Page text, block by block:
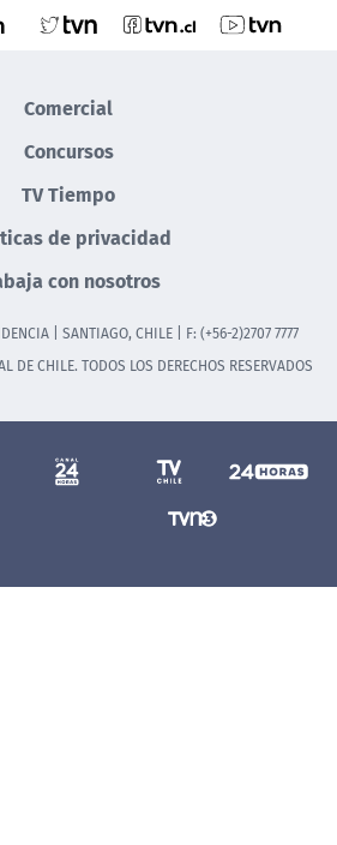
Comercial
Concursos
TV Tiempo
de privacidad
con nosotros
| SANTIAGO, CHILE | F: (+56-2)2707 7777
DE CHILE. TODOS LOS DERECHOS RESERVADOS